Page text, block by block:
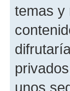
temas y
unos